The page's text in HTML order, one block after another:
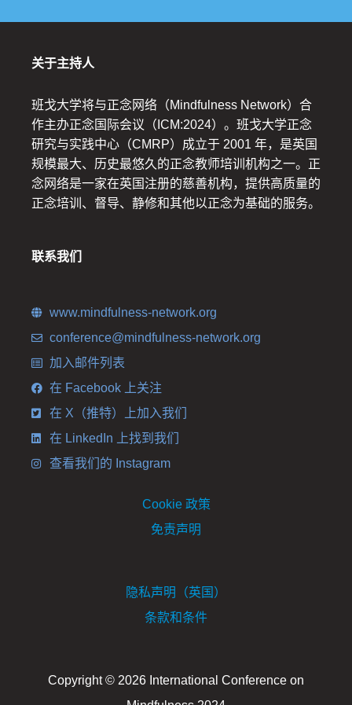
关于主持人
班戈大学将与正念网络（Mindfulness Network）合
作主办正念国际会议（ICM:2024）。班戈大学正念
研究与实践中心（CMRP）成立于 2001 年，是英国
规模最大、历史最悠久的正念教师培训机构之一。正
念网络是一家在英国注册的慈善机构，提供高质量的
正念培训、督导、静修和其他以正念为基础的服务。
联系我们
www.mindfulness-network.org
conference@mindfulness-network.org
加入邮件列表
在 Facebook 上关注
在 X（推特）上加入我们
在 LinkedIn 上找到我们
查看我们的 Instagram
Cookie 政策
免责声明
隐私声明（英国）
条款和条件
Copyright © 2026 International Conference on